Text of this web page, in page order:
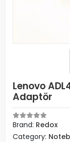
Lenovo
Adaptör
Brand: Redox
Category: